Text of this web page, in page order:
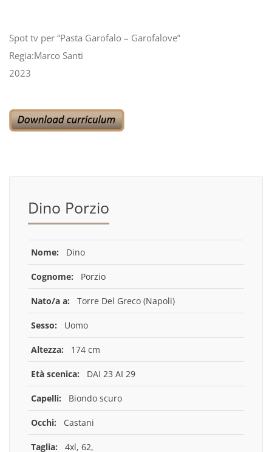
Spot tv per “Pasta Garofalo – Garofalove”
Regia:Marco Santi
2023
Dino Porzio
Nome: Dino
Cognome: Porzio
Nato/a a: Torre Del Greco (Napoli)
Sesso: Uomo
Altezza: 174 cm
Età scenica: DAI 23 AI 29
Capelli: Biondo scuro
Occhi: Castani
Taglia: 4xl, 62,